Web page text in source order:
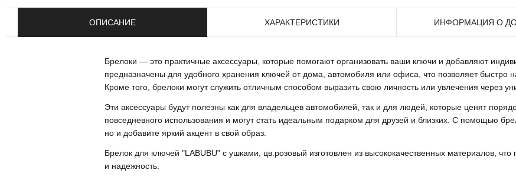
ОПИСАНИЕ ХАРАКТЕРИСТИКИ ИНФОРМАЦИЯ О
Брелоки — это практичные аксессуары, которые помогают организовать ваши ключи и добавляют
предназначены для удобного хранения ключей от дома, автомобиля или офиса, что позволяет быстро
Кроме того, брелоки могут служить отличным способом выразить свою личность или увлечения через
Эти аксессуары будут полезны как для владельцев автомобилей, так и для людей, которые ценят
повседневного использования и могут стать идеальным подарком для друзей и близких. С помощью
но и добавите яркий акцент в свой образ.
Брелок для ключей "LABUBU" с ушками, цв.розовый изготовлен из высококачественных материалов, что
и надежность.